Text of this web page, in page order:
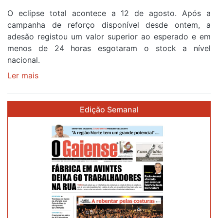
primeira
etapa
da
87ª
Volta
O eclipse total acontece a 12 de agosto. Após a
campanha de reforço disponível desde ontem, a
adesão registou um valor superior ao esperado e em
menos de 24 horas esgotaram o stock a nível
nacional.
Ler mais
gratuitos
observar
eclipse
solar
esgotam
menos
Edição Semanal